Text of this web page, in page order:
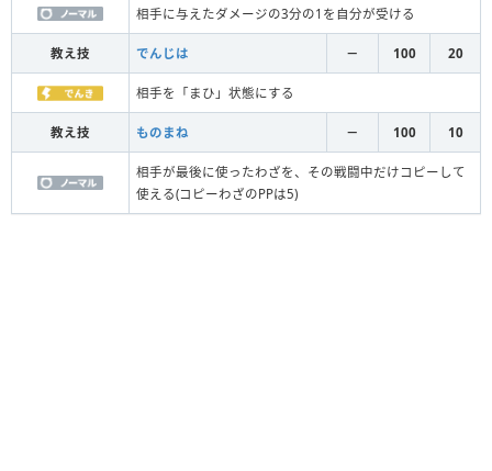
相手に与えたダメージの3分の1を自分が受ける
教え技 でんじは － 100 20
相手を「まひ」状態にする
教え技 ものまね － 100 10
相手が最後に使ったわざを、その戦闘中だけコピーして
使える(コピーわざのPPは5)